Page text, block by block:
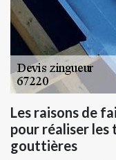
Les raisons de
pour réaliser les
gouttières